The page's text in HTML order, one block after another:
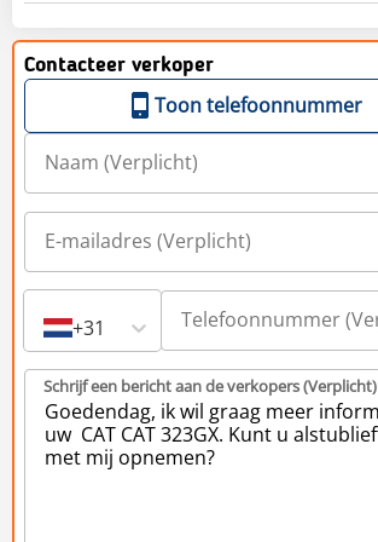
Contacteer verkoper
Toon telefoonnummer
+31
Schrijf een bericht aan de verkopers (Verplicht)